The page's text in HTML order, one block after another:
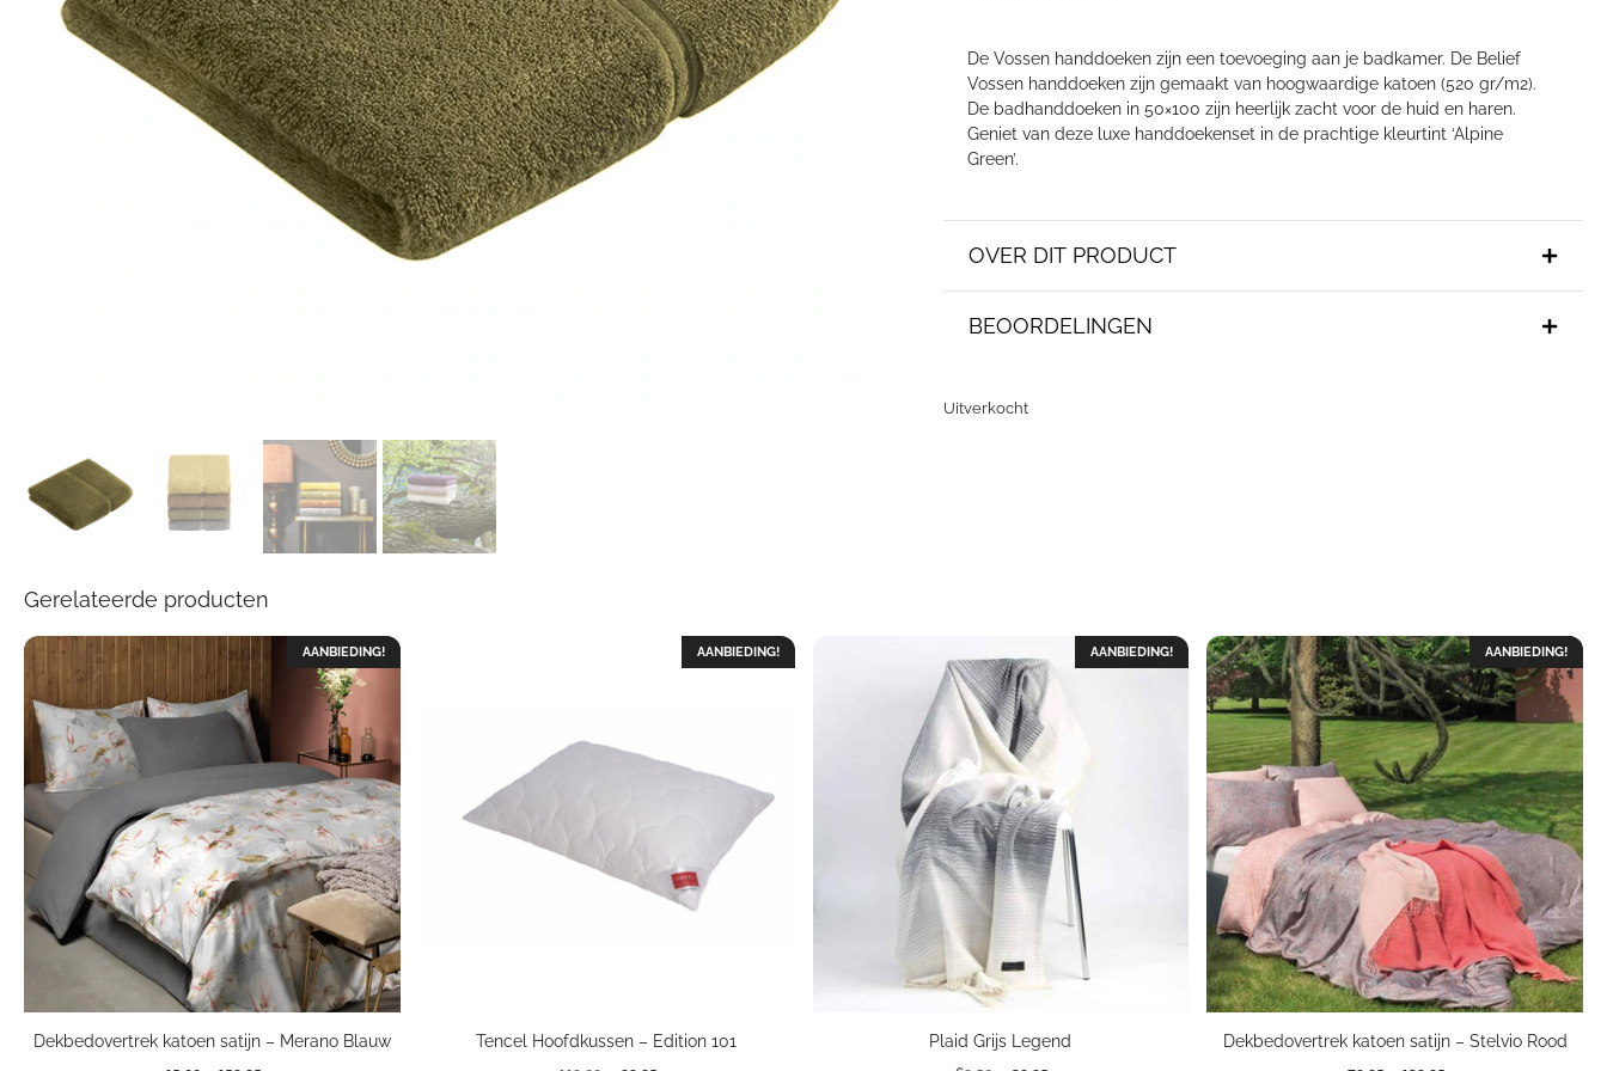
De Vossen handdoeken zijn een toevoeging aan je badkamer. De Belief
Vossen handdoeken zijn gemaakt van hoogwaardige katoen (520 gr/m2).
De badhanddoeken in 50×100 zijn heerlijk zacht voor de huid en haren.
Geniet van deze luxe handdoekenset in de prachtige kleurtint ‘Alpine
Green’.
OVER DIT PRODUCT
BEOORDELINGEN
Uitverkocht
Gerelateerde producten
AANBIEDING!
Dekbedovertrek katoen satijn – Merano Blauw
AANBIEDING!
Tencel Hoofdkussen – Edition 101
AANBIEDING!
Plaid Grijs Legend
AANBIEDING!
Dekbedovertrek katoen satijn – Stelvio Rood